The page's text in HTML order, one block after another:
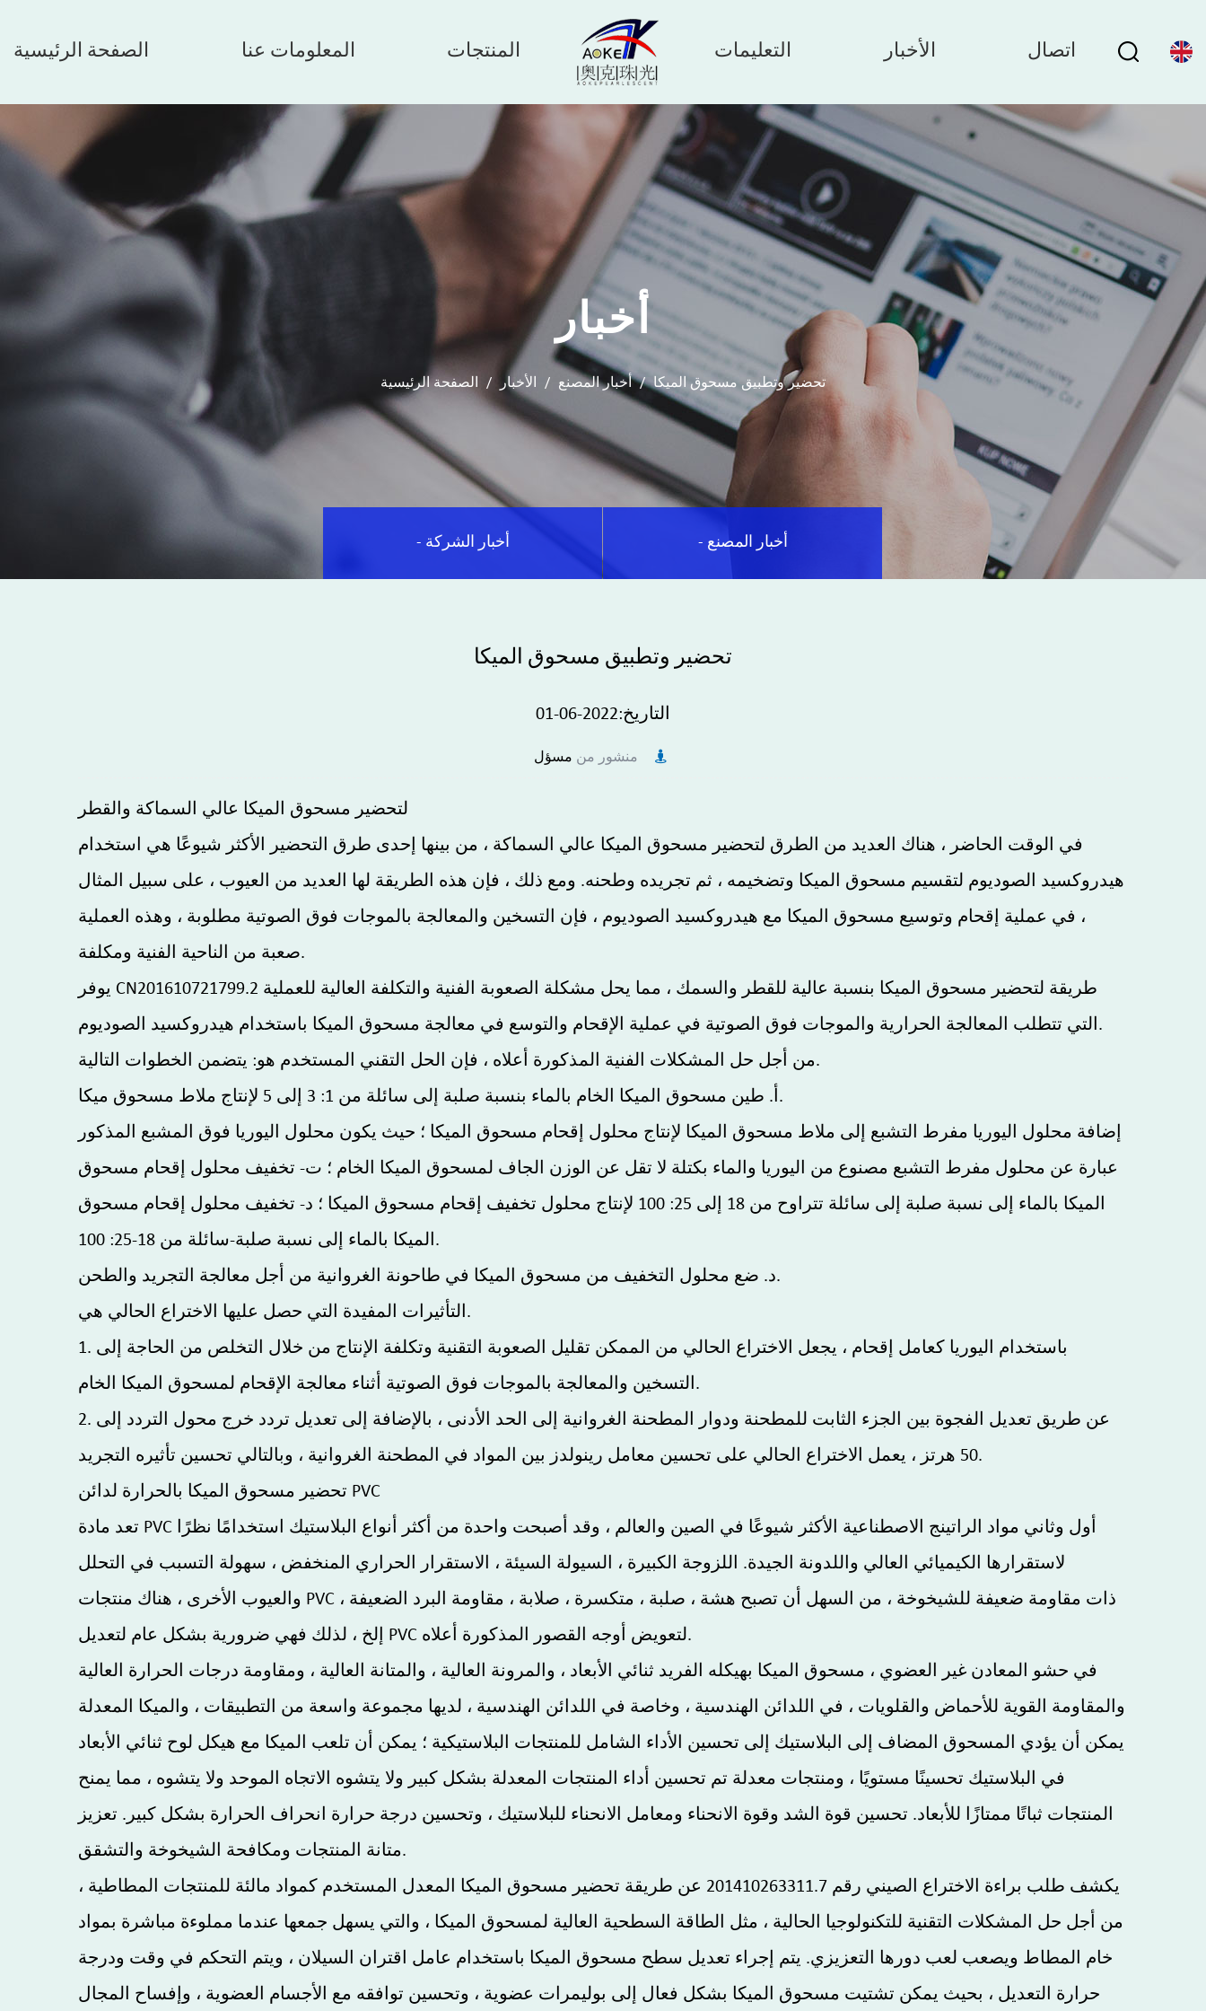
الصفحة الرئيسية المعلومات عنا المنتجات التعليمات الأخبار اتصال
أخبار
الصفحة الرئيسية / الأخبار / أخبار المصنع / تحضير وتطبيق مسحوق الميكا
- أخبار الشركة - أخبار المصنع
تحضير وتطبيق مسحوق الميكا
التاريخ:2022-06-01
منشور من مسؤل
لتحضير مسحوق الميكا عالي السماكة والقطر
في الوقت الحاضر ، هناك العديد من الطرق لتحضير مسحوق الميكا عالي السماكة ، من بينها إحدى طرق التحضير الأكثر شيوعًا هي استخدام
هيدروكسيد الصوديوم لتقسيم مسحوق الميكا وتضخيمه ، ثم تجريده وطحنه. ومع ذلك ، فإن هذه الطريقة لها العديد من العيوب ، على سبيل المثال
، في عملية إقحام وتوسيع مسحوق الميكا مع هيدروكسيد الصوديوم ، فإن التسخين والمعالجة بالموجات فوق الصوتية مطلوبة ، وهذه العملية
صعبة من الناحية الفنية ومكلفة.
يوفر CN201610721799.2 طريقة لتحضير مسحوق الميكا بنسبة عالية للقطر والسمك ، مما يحل مشكلة الصعوبة الفنية والتكلفة العالية للعملية
التي تتطلب المعالجة الحرارية والموجات فوق الصوتية في عملية الإقحام والتوسع في معالجة مسحوق الميكا باستخدام هيدروكسيد الصوديوم.
من أجل حل المشكلات الفنية المذكورة أعلاه ، فإن الحل التقني المستخدم هو: يتضمن الخطوات التالية.
أ. طين مسحوق الميكا الخام بالماء بنسبة صلبة إلى سائلة من 1: 3 إلى 5 لإنتاج ملاط ​​مسحوق ميكا.
إضافة محلول اليوريا مفرط التشبع إلى ملاط ​​مسحوق الميكا لإنتاج محلول إقحام مسحوق الميكا ؛ حيث يكون محلول اليوريا فوق المشبع المذكور
عبارة عن محلول مفرط التشبع مصنوع من اليوريا والماء بكتلة لا تقل عن الوزن الجاف لمسحوق الميكا الخام ؛ ت- تخفيف محلول إقحام مسحوق
الميكا بالماء إلى نسبة صلبة إلى سائلة تتراوح من 18 إلى 25: 100 لإنتاج محلول تخفيف إقحام مسحوق الميكا ؛ د- تخفيف محلول إقحام مسحوق
الميكا بالماء إلى نسبة صلبة-سائلة من 18-25: 100.
د. ضع محلول التخفيف من مسحوق الميكا في طاحونة الغروانية من أجل معالجة التجريد والطحن.
التأثيرات المفيدة التي حصل عليها الاختراع الحالي هي.
1. باستخدام اليوريا كعامل إقحام ، يجعل الاختراع الحالي من الممكن تقليل الصعوبة التقنية وتكلفة الإنتاج من خلال التخلص من الحاجة إلى
التسخين والمعالجة بالموجات فوق الصوتية أثناء معالجة الإقحام لمسحوق الميكا الخام.
2. عن طريق تعديل الفجوة بين الجزء الثابت للمطحنة ودوار المطحنة الغروانية إلى الحد الأدنى ، بالإضافة إلى تعديل تردد خرج محول التردد إلى
50 هرتز ، يعمل الاختراع الحالي على تحسين معامل رينولدز بين المواد في المطحنة الغروانية ، وبالتالي تحسين تأثيره التجريد.
تحضير مسحوق الميكا بالحرارة لدائن PVC
تعد مادة PVC أول وثاني مواد الراتينج الاصطناعية الأكثر شيوعًا في الصين والعالم ، وقد أصبحت واحدة من أكثر أنواع البلاستيك استخدامًا نظرًا
لاستقرارها الكيميائي العالي واللدونة الجيدة. اللزوجة الكبيرة ، السيولة السيئة ، الاستقرار الحراري المنخفض ، سهولة التسبب في التحلل
والعيوب الأخرى ، هناك منتجات PVC ذات مقاومة ضعيفة للشيخوخة ، من السهل أن تصبح هشة ، صلبة ، متكسرة ، صلابة ، مقاومة البرد الضعيفة ،
إلخ ، لذلك فهي ضرورية بشكل عام لتعديل PVC لتعويض أوجه القصور المذكورة أعلاه.
في حشو المعادن غير العضوي ، مسحوق الميكا بهيكله الفريد ثنائي الأبعاد ، والمرونة العالية ، والمتانة العالية ، ومقاومة درجات الحرارة العالية
والمقاومة القوية للأحماض والقلويات ، في اللدائن الهندسية ، وخاصة في اللدائن الهندسية ، لديها مجموعة واسعة من التطبيقات ، والميكا المعدلة
يمكن أن يؤدي المسحوق المضاف إلى البلاستيك إلى تحسين الأداء الشامل للمنتجات البلاستيكية ؛ يمكن أن تلعب الميكا مع هيكل لوح ثنائي الأبعاد
في البلاستيك تحسينًا مستويًا ، ومنتجات معدلة تم تحسين أداء المنتجات المعدلة بشكل كبير ولا يتشوه الاتجاه الموحد ولا يتشوه ، مما يمنح
المنتجات ثباتًا ممتازًا للأبعاد. تحسين قوة الشد وقوة الانحناء ومعامل الانحناء للبلاستيك ، وتحسين درجة حرارة انحراف الحرارة بشكل كبير. تعزيز
متانة المنتجات ومكافحة الشيخوخة والتشقق.
يكشف طلب براءة الاختراع الصيني رقم 201410263311.7 عن طريقة تحضير مسحوق الميكا المعدل المستخدم كمواد مالئة للمنتجات المطاطية ،
من أجل حل المشكلات التقنية للتكنولوجيا الحالية ، مثل الطاقة السطحية العالية لمسحوق الميكا ، والتي يسهل جمعها عندما مملوءة مباشرة بمواد
خام المطاط ويصعب لعب دورها التعزيزي. يتم إجراء تعديل سطح مسحوق الميكا باستخدام عامل اقتران السيلان ، ويتم التحكم في وقت ودرجة
حرارة التعديل ، بحيث يمكن تشتيت مسحوق الميكا بشكل فعال إلى بوليمرات عضوية ، وتحسين توافقه مع الأجسام العضوية ، وإفساح المجال